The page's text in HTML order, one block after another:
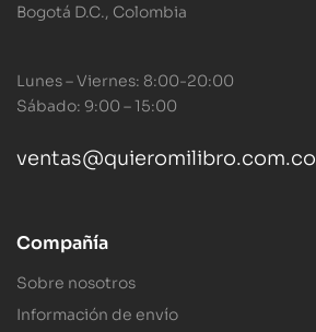
Bogotá D.C., Colombia
Lunes – Viernes: 8:00-20:00
Sábado: 9:00 – 15:00
ventas@quieromilibro.com.co
Compañía
Sobre nosotros
Información de envío